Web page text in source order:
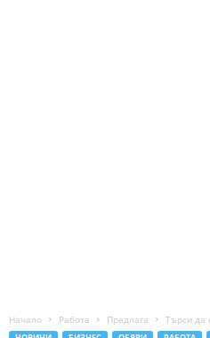
Начало Работа Предлага Търси да